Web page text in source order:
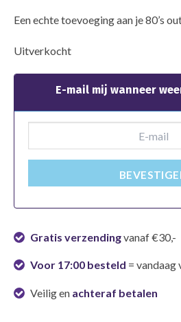
Een echte toevoeging aan je 80’s
Uitverkocht
E-mail mij wanneer
Gratis verzendingvanaf €30,-
Voor 17:00 besteld = vandaag
Veilig en achteraf betalen